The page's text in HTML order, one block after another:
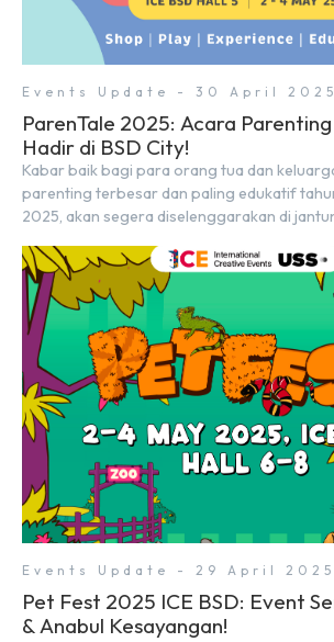
Events Update - 30 April 2025
ParenTale 2025: Acara
Hadir di BSD City!
Kabar baik bagi para orang tua dan
parenting terbesar dan paling edukatif
2025, akan segera diselenggarakan di
acara ini akan berlangsung selama tiga hari
hingga 4 Mei 2025. Diselenggarakan oleh
Events Update - 29 April 2025
Pet Fest 2025 ICE BSD: Event
& Anabul Kesayangan!